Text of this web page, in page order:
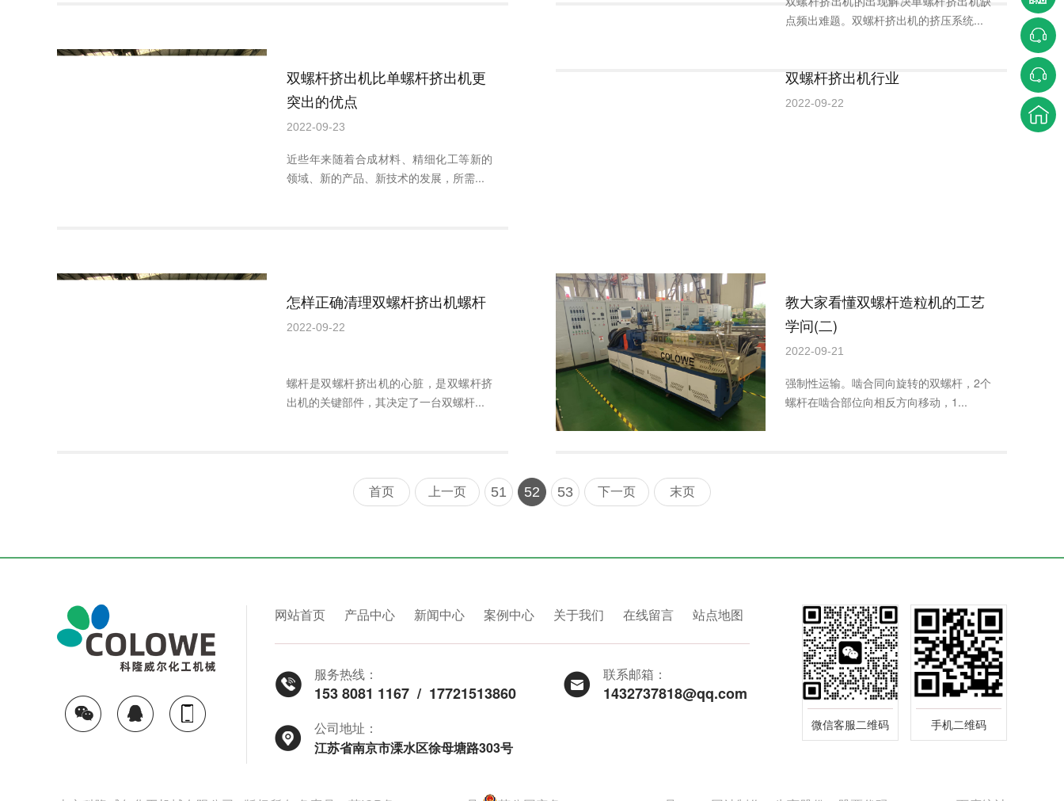
双螺杆挤出机比单螺杆挤出机更
突出的优点
2022-09-23
近些年来随着合成材料、精细化工等新的
领域、新的产品、新技术的发展，所需...
双螺杆挤出机行业
2022-09-22
怎样正确清理双螺杆挤出机螺杆
2022-09-22
螺杆是双螺杆挤出机的心脏，是双螺杆挤
出机的关键部件，其决定了一台双螺杆...
教大家看懂双螺杆造粒机的工艺
学问(二)
2022-09-21
强制性运输。啮合同向旋转的双螺杆，2个
螺杆在啮合部位向相反方向移动，1...
首页 上一页 51 52 53 下一页 末页
网站首页 产品中心 新闻中心 案例中心 关于我们 在线留言 站点地图
服务热线：
153 8081 1167 / 17721513860
联系邮箱：
1432737818@qq.com
公司地址：
江苏省南京市溧水区徐母塘路303号
微信客服二维码 手机二维码